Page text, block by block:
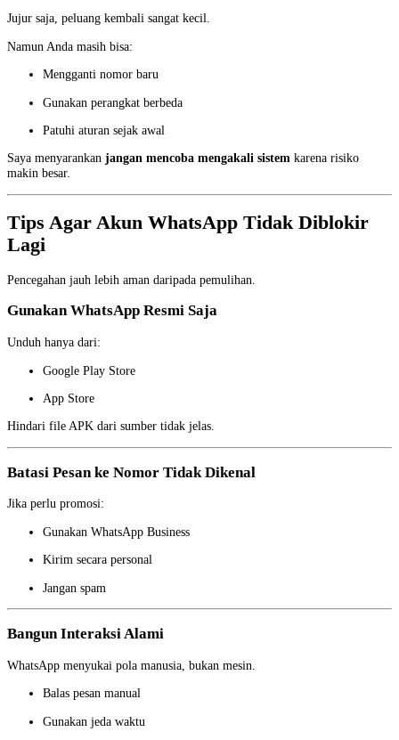
Jujur saja, peluang kembali sangat kecil.
Namun Anda masih bisa:
Mengganti nomor baru
Gunakan perangkat berbeda
Patuhi aturan sejak awal
Saya menyarankan jangan mencoba mengakali sistem karena risiko
makin besar.
Tips Agar Akun WhatsApp Tidak Diblokir
Lagi
Pencegahan jauh lebih aman daripada pemulihan.
Gunakan WhatsApp Resmi Saja
Unduh hanya dari:
Google Play Store
App Store
Hindari file APK dari sumber tidak jelas.
Batasi Pesan ke Nomor Tidak Dikenal
Jika perlu promosi:
Gunakan WhatsApp Business
Kirim secara personal
Jangan spam
Bangun Interaksi Alami
WhatsApp menyukai pola manusia, bukan mesin.
Balas pesan manual
Gunakan jeda waktu